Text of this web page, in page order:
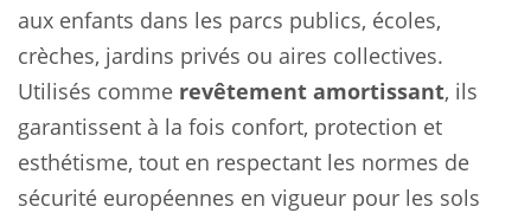
aux enfants dans les parcs publics, écoles,
crèches, jardins privés ou aires collectives.
Utilisés comme revêtement amortissant, ils
garantissent à la fois confort, protection et
esthétisme, tout en respectant les normes de
sécurité européennes en vigueur pour les sols